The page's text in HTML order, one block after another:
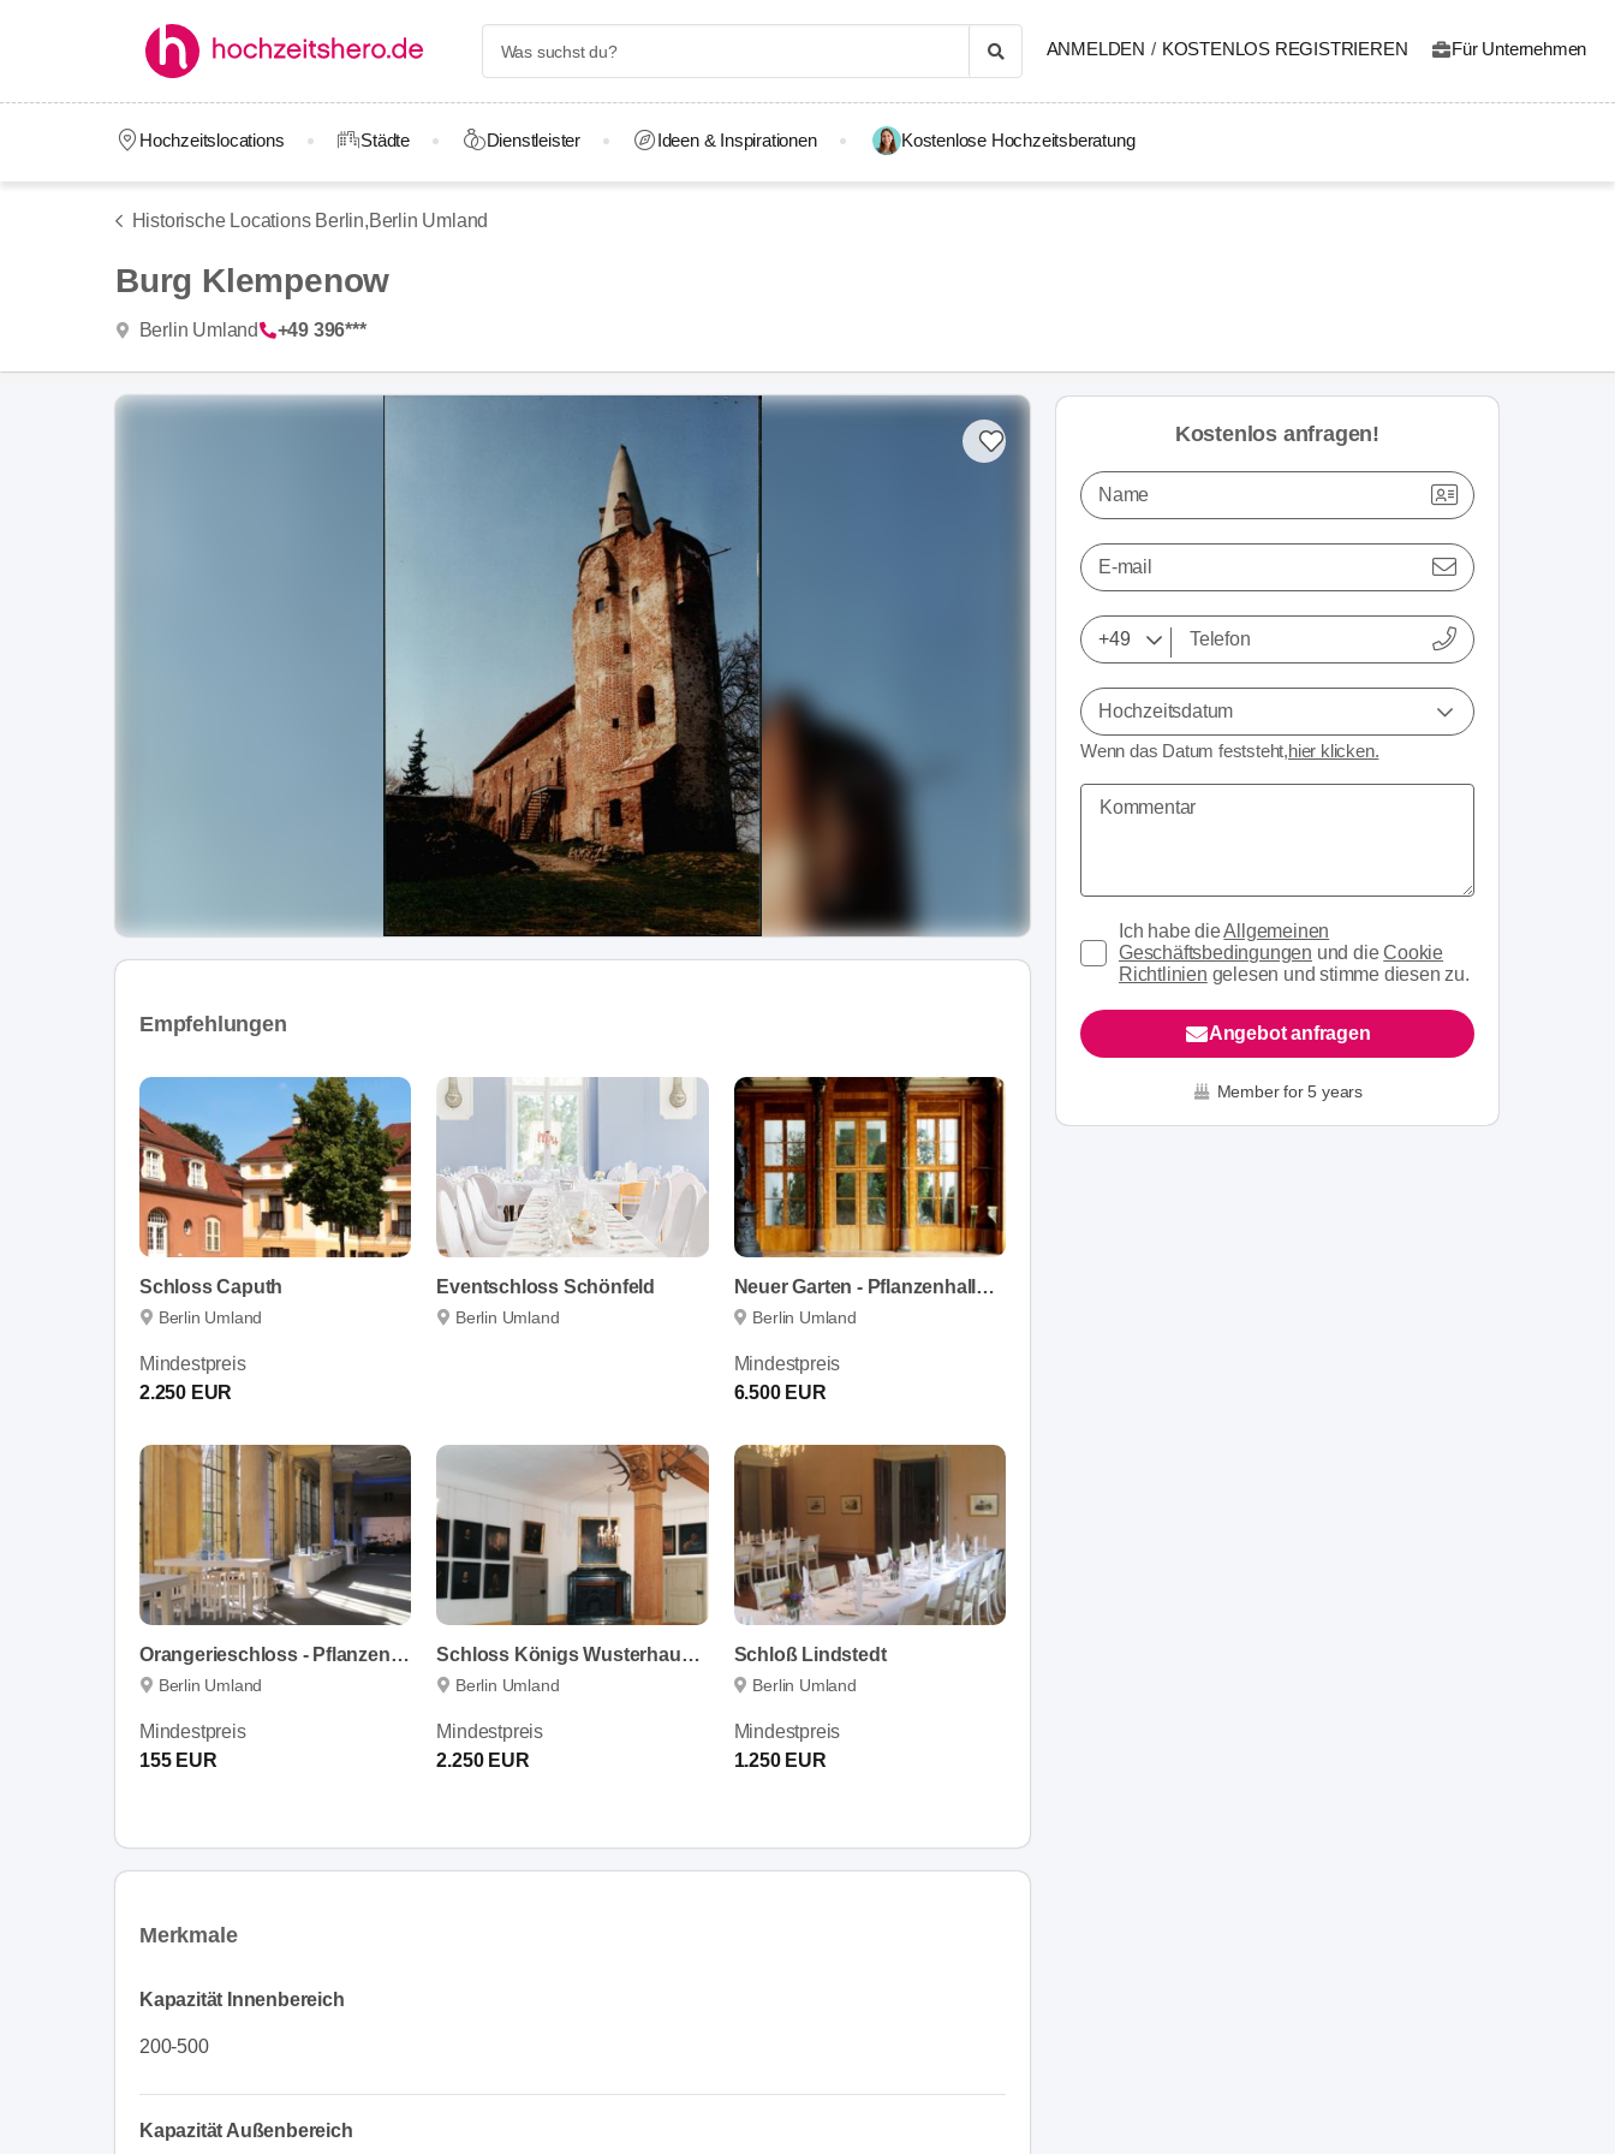
ANMELDEN / KOSTENLOS REGISTRIEREN Für Unternehmen
Hochzeitslocations Städte Dienstleister Ideen & Inspirationen Kostenlose Hochzeitsberatung
Historische Locations Berlin,Berlin Umland
Burg Klempenow
Berlin Umland +49 396***
Empfehlungen
Schloss Caputh
Berlin Umland
Mindestpreis
2.250 EUR
Eventschloss Schönfeld
Berlin Umland
Neuer Garten - Pflanzenhallen & Palmensaal
Berlin Umland
Mindestpreis
6.500 EUR
Orangerieschloss - Pflanzenhallen
Berlin Umland
Mindestpreis
155 EUR
Schloss Königs Wusterhausen
Berlin Umland
Mindestpreis
2.250 EUR
Schloß Lindstedt
Berlin Umland
Mindestpreis
1.250 EUR
Merkmale
Kapazität Innenbereich
200-500
Kapazität Außenbereich
Kostenlos anfragen!
Name
E-mail
Hochzeitsdatum
Wenn das Datum feststeht,hier klicken.
Ich habe dieAllgemeinen
Geschäftsbedingungen und dieCookie
Richtlinien gelesen und stimme diesen zu.
Angebot anfragen
Member for 5 years